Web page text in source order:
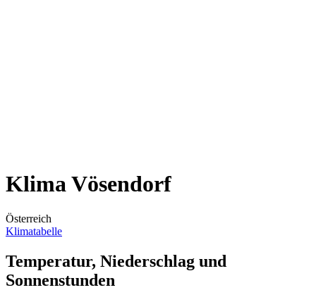
Klima Vösendorf
Österreich
Klimatabelle
Temperatur, Niederschlag und
Sonnenstunden